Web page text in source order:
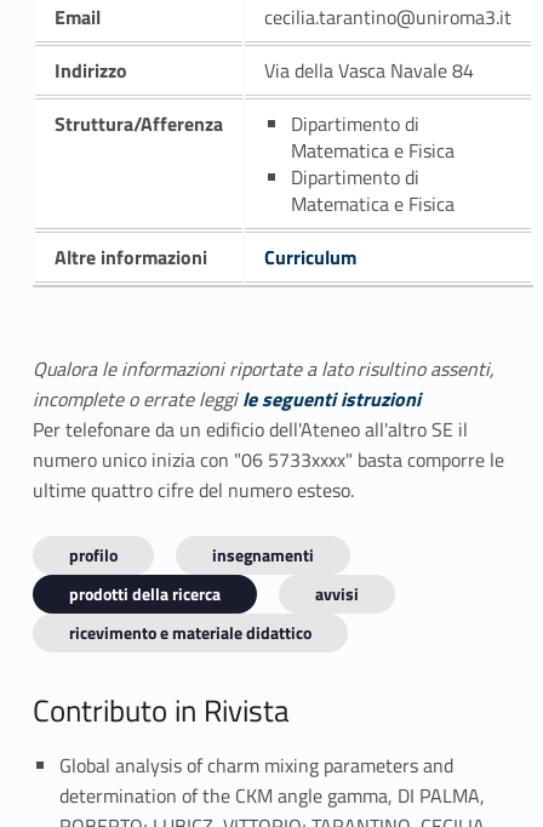
Email
cecilia.tarantino@uniroma3.it
Indirizzo
Via della Vasca Navale 84
Struttura/Afferenza
Dipartimento di
Matematica e Fisica
Dipartimento di
Matematica e Fisica
Altre informazioni
Curriculum
Qualora le informazioni riportate a lato risultino assenti,
incomplete o errate leggile seguenti istruzioni
Per telefonare da un edificio dell'Ateneo all'altro SE il
numero unico inizia con "06 5733xxxx" basta comporre le
ultime quattro cifre del numero esteso.
profilo
insegnamenti
prodotti della ricerca
avvisi
ricevimento e materiale didattico
Contributo in Rivista
Global analysis of charm mixing parameters and
determination of the CKM angle gamma, DI PALMA,